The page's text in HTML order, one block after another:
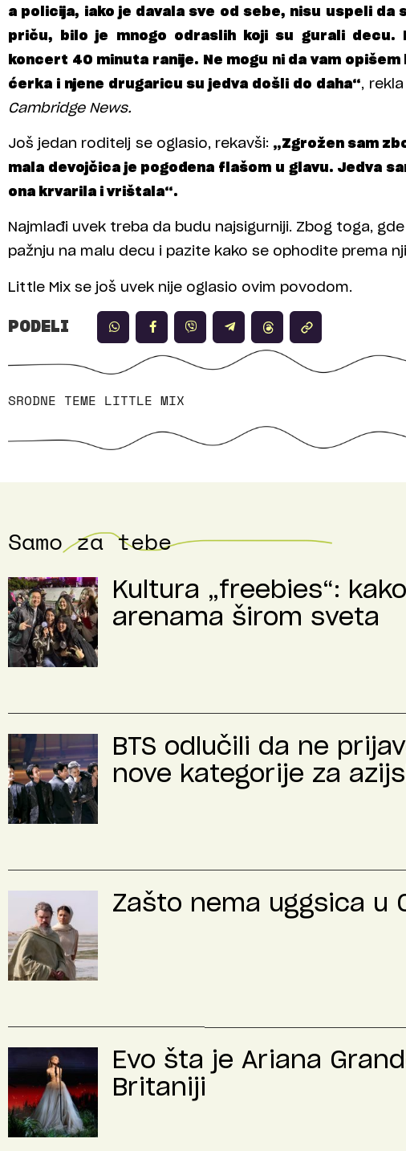
a policija, iako je davala sve od sebe, nisu uspeli da
priču, bilo je mnogo odraslih koji su gurali decu.
koncert 40 minuta ranije. Ne mogu ni da vam
ćerka i njene drugaricu su jedva došli do daha“,
Cambridge News.
Još jedan roditelj se oglasio, rekavši: „Zgrožen sam
mala devojčica je pogođena flašom u glavu. Jedva
ona krvarila i vrištala“.
Najmlađi uvek treba da budu najsigurniji. Zbog toga,
pažnju na malu decu i pazite kako se ophodite prema
Little Mix se još uvek nije oglasio ovim povodom.
PODELI
SRODNE TEME LITTLE MIX
Samo za tebe
Kultura „freebies“:
arenama širom sveta
BTS odlučili da ne
nove kategorije za
Zašto nema uggsica u
Evo šta je Ariana
Britaniji